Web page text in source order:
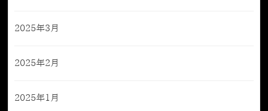
2025年3月
2025年2月
2025年1月